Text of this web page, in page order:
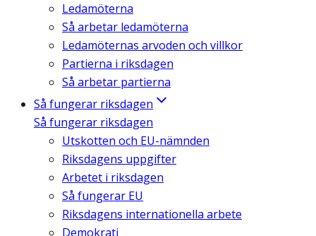
Ledamöterna
Så arbetar ledamöterna
Ledamöternas arvoden och villkor
Partierna i riksdagen
Så arbetar partierna
Så fungerar riksdagen
Så fungerar riksdagen
Utskotten och EU-nämnden
Riksdagens uppgifter
Arbetet i riksdagen
Så fungerar EU
Riksdagens internationella arbete
Demokrati